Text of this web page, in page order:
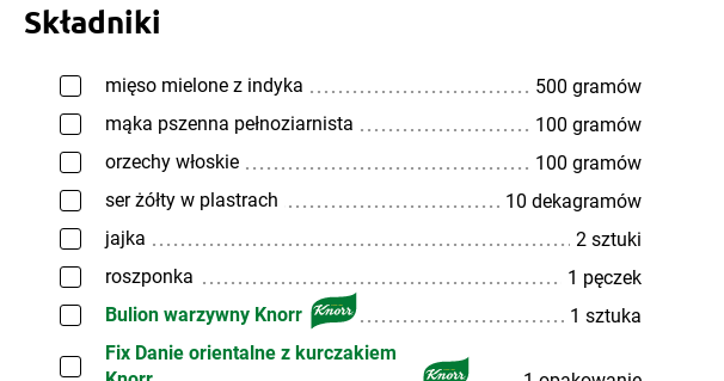
Składniki
mięso mielone z indyka
500 gramów
mąka pszenna pełnoziarnista
100 gramów
orzechy włoskie
100 gramów
ser żółty w plastrach
10 dekagramów
jajka
2 sztuki
roszponka
1 pęczek
Bulion warzywny Knorr
1 sztuka
Fix Danie orientalne z kurczakiem